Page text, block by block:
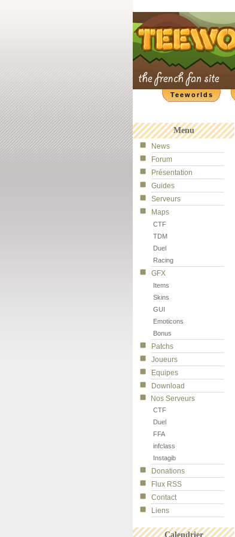
Teeworlds
Menu
News
Forum
Présentation
Guides
Serveurs
Maps
CTF
TDM
Duel
Racing
GFX
Items
Skins
GUI
Emoticons
Bonus
Patchs
Joueurs
Equipes
Download
Nos Serveurs
CTF
Duel
FFA
infclass
Instagib
Donations
Flux RSS
Contact
Liens
Calendrier